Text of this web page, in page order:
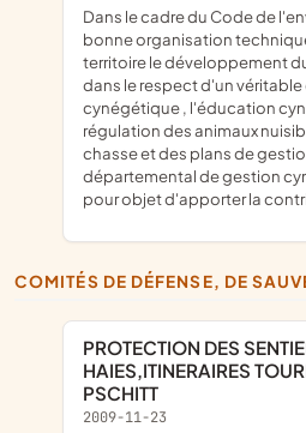
dans le cadre du Code de l'environnement , assurer une
bonne organisation
territoire le développement
dans le respect d'un
cynégétique , l'éducation
régulation des animaux
chasse et des plans de
départemental de gestion
pour objet d'apporter la
COMITÉS DE DÉFENSE, DE
PROTECTION DES SENTIERS, CHEMINS,
HAIES,ITINERAIRES
PSCHITT
2009-11-23